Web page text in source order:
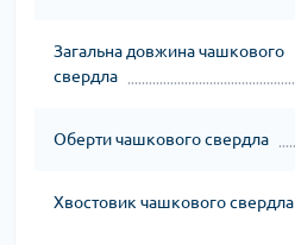
Загальна довжина чашкового
свердла
Оберти чашкового свердла
Хвостовик чашкового свердла